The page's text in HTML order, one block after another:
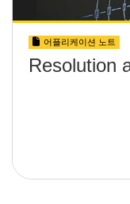
어플리케이션 노트
Resolution